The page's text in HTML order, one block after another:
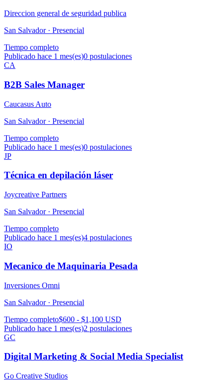
Direccion general de seguridad publica
San Salvador · Presencial
Tiempo completo
Publicado hace 1 mes(es)0 postulaciones
CA
B2B Sales Manager
Caucasus Auto
San Salvador · Presencial
Tiempo completo
Publicado hace 1 mes(es)0 postulaciones
JP
Técnica en depilación láser
Joycreative Partners
San Salvador · Presencial
Tiempo completo
Publicado hace 1 mes(es)4 postulaciones
IO
Mecanico de Maquinaria Pesada
Inversiones Omni
San Salvador · Presencial
Tiempo completo$600 - $1,100 USD
Publicado hace 1 mes(es)2 postulaciones
GC
Digital Marketing & Social Media Specialist
Go Creative Studios